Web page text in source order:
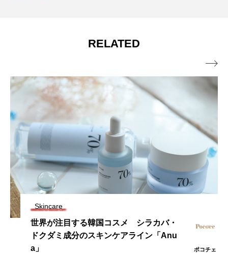
RELATED
Skincare
世界が注目する韓国コスメ シラカバ・
ドクダミ成分のスキンケアライン「Anu
a」
ポコチェ
